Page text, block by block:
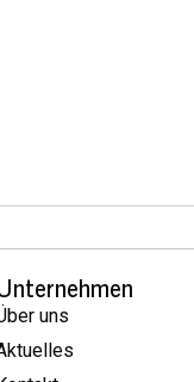
uns